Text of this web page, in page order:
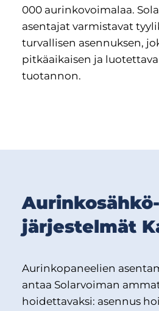
000 aurinkovoimalaa.
asentajat varmistavat
turvallisen asennuksen,
pitkäaikaisen ja
tuotannon.
Aurinkosähkö­
järjestelmät
Aurinkopaneelien
antaa Solarvoiman
hoidettavaksi: asennus